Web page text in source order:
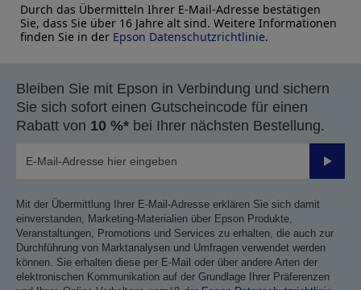
Durch das Übermitteln Ihrer E-Mail-Adresse bestätigen
Sie, dass Sie über 16 Jahre alt sind. Weitere Informationen
finden Sie in der Epson Datenschutzrichtlinie.
Bleiben Sie mit Epson in Verbindung und sichern
Sie sich sofort einen Gutscheincode für einen
Rabatt von 10 %* bei Ihrer nächsten Bestellung.
Mit der Übermittlung Ihrer E-Mail-Adresse erklären Sie sich damit
einverstanden, Marketing-Materialien über Epson Produkte,
Veranstaltungen, Promotions und Services zu erhalten, die auch zur
Durchführung von Marktanalysen und Umfragen verwendet werden
können. Sie erhalten diese per E-Mail oder über andere Arten der
elektronischen Kommunikation auf der Grundlage Ihrer Präferenzen